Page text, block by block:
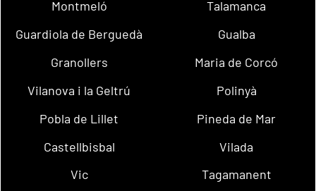
Montmeló
Talamanca
Guardiola de Berguedà
Gualba
Granollers
Maria de Corcó
Vilanova i la Geltrú
Polinyà
Pobla de Lillet
Pineda de Mar
Castellbisbal
Vilada
Vic
Tagamanent